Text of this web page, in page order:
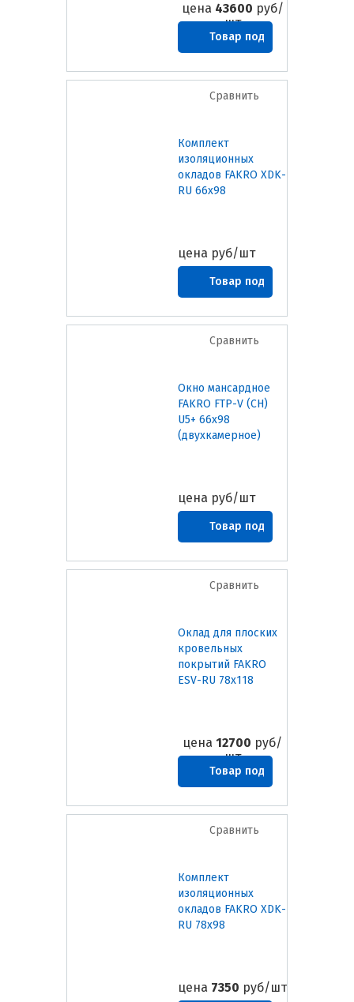
цена 43600 руб/
шт
Товар под
заказ
Сравнить
Комплект
изоляционных
окладов FAKRO XDK-
RU 66х98
цена руб/шт
Товар под
заказ
Сравнить
Окно мансардное
FAKRO FTP-V (CH)
U5+ 66х98
(двухкамерное)
цена руб/шт
Товар под
заказ
Сравнить
Оклад для плоских
кровельных
покрытий FAKRO
ESV-RU 78х118
цена 12700 руб/
шт
Товар под
заказ
Сравнить
Комплект
изоляционных
окладов FAKRO XDK-
RU 78х98
цена 7350 руб/шт